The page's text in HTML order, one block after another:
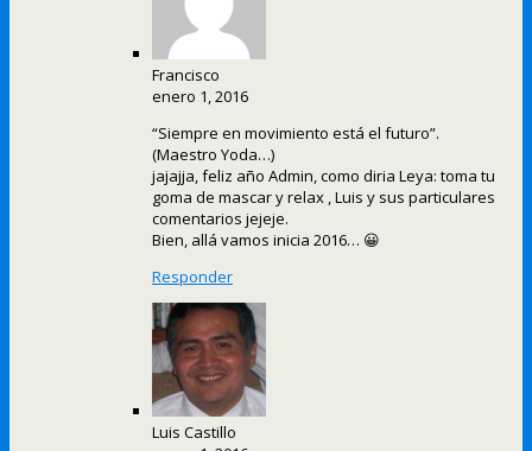
Francisco
enero 1, 2016
“Siempre en movimiento está el futuro”.
(Maestro Yoda…)
jajajja, feliz año Admin, como diria Leya: toma tu
goma de mascar y relax , Luis y sus particulares
comentarios jejeje.
Bien, allá vamos inicia 2016… 😀
Responder
Luis Castillo